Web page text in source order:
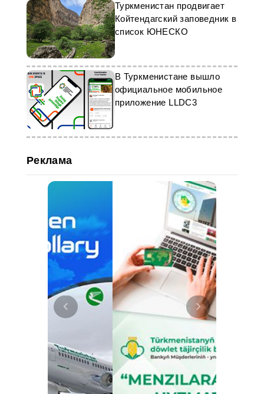
Туркменистан продвигает
Койтендагский заповедник в
список ЮНЕСКО
В Туркменистане вышло
официальное мобильное
приложение LLDC3
Реклама